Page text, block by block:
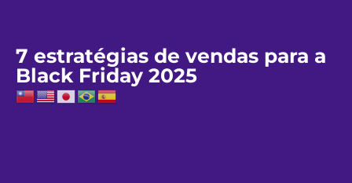
7 estratégias de vendas para a
Black Friday 2025